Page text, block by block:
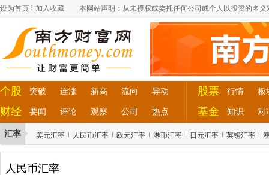
设为首页 加入收藏 本网站声明：从未授权或委托任何公司或个人以投资的名
个股 突破 连涨 新高 流向 异动
财经 要闻 评论 观察 公司 热点
股票 行情 板
基金 知识 对
汇率 美元汇率 人民币汇率 欧元汇率 港币汇率 日元汇率 英镑汇率
人民币汇率